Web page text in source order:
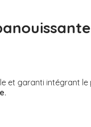
et garanti intégrant le